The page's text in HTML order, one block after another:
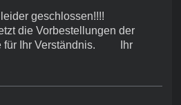
Versand
leider geschlossen!!!!
die Vorbestellungen der
für Ihr Verständnis. Ihr